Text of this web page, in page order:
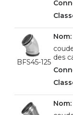
BFS45-125
des